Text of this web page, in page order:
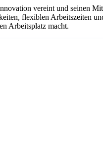
vereint und seinen
flexiblen Arbeitszeiten
Arbeitsplatz macht.